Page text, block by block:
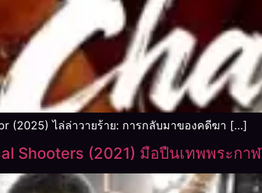
(2025) ไล่ล่าวายร้าย: การกลับมาของคดีฆา […]
Shooters (2021) มือปืนเทพพระกาฬ